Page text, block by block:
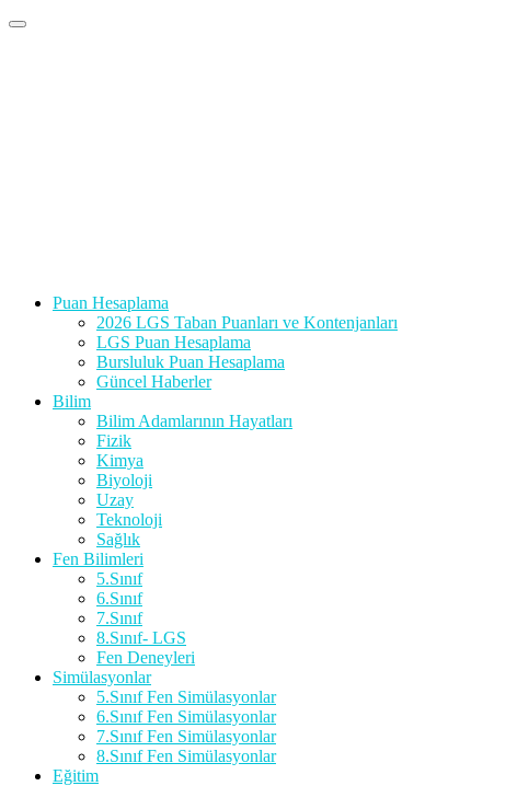
Puan Hesaplama
2026 LGS Taban Puanları ve Kontenjanları
LGS Puan Hesaplama
Bursluluk Puan Hesaplama
Güncel Haberler
Bilim
Bilim Adamlarının Hayatları
Fizik
Kimya
Biyoloji
Uzay
Teknoloji
Sağlık
Fen Bilimleri
5.Sınıf
6.Sınıf
7.Sınıf
8.Sınıf- LGS
Fen Deneyleri
Simülasyonlar
5.Sınıf Fen Simülasyonlar
6.Sınıf Fen Simülasyonlar
7.Sınıf Fen Simülasyonlar
8.Sınıf Fen Simülasyonlar
Eğitim